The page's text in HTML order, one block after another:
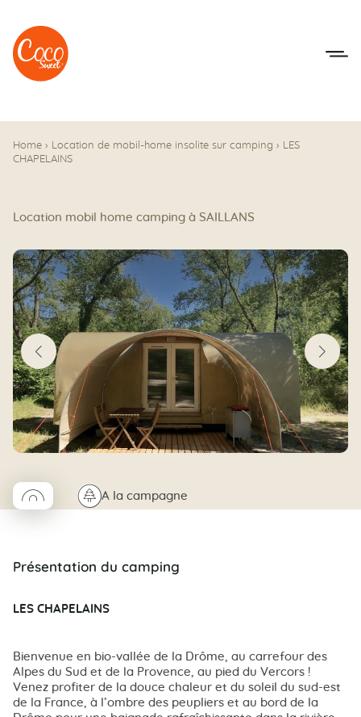
Aller au menu
Aller au contenu
Home › Location de mobil-home insolite sur camping › LES
CHAPELAINS
Location mobil home camping à SAILLANS
◯Coco rond🌲A la campagne
Présentation du camping
LES CHAPELAINS
Bienvenue en bio-vallée de la Drôme, au carrefour des
Alpes du Sud et de la Provence, au pied du Vercors !
Venez profiter de la douce chaleur et du soleil du sud-est
de la France, à l’ombre des peupliers et au bord de la